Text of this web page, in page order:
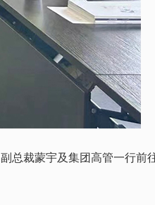
副总裁蒙宇及集团高管一行前